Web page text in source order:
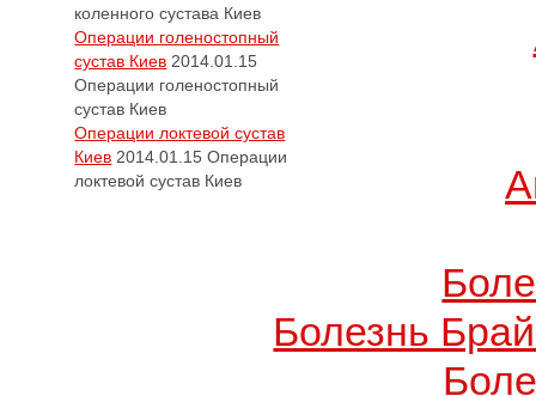
коленного сустава Киев
Операции голеностопный
сустав Киев 2014.01.15
Операции голеностопный
сустав Киев
Операции локтевой сустав
Киев 2014.01.15 Операции
локтевой сустав Киев
Болезнь